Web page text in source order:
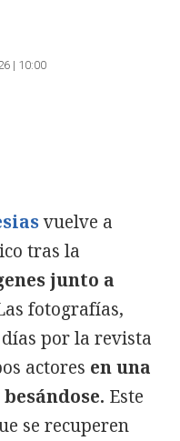
| 10:00
vuelve a
tras la
junto a
fotografías,
por la revista
actores en una
Este
se recuperen